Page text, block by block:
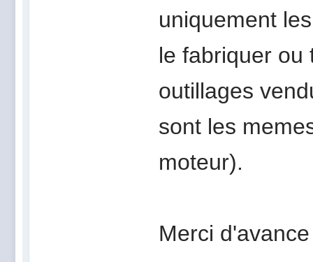
uniquement
le fabriquer ou
outillages
sont les
moteur).
Merci